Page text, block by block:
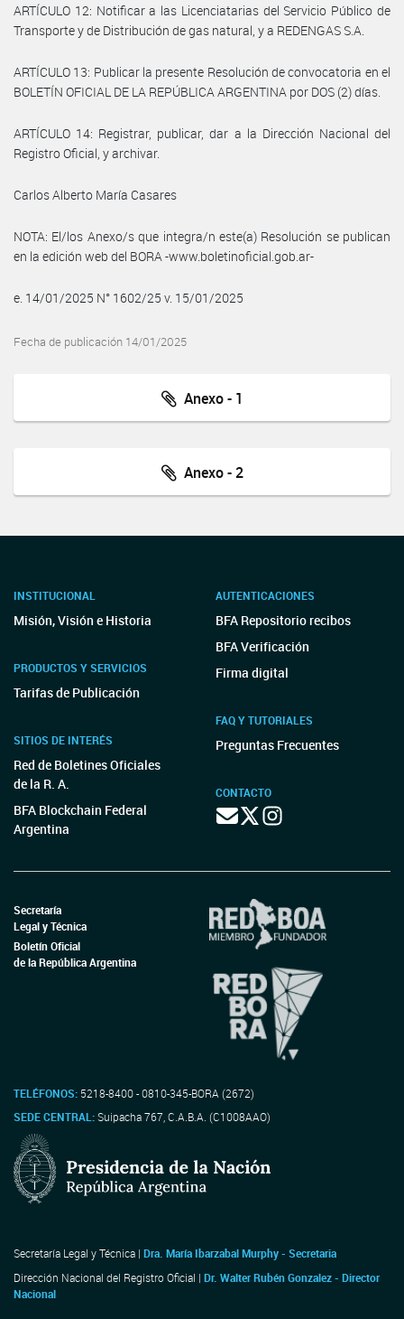
ARTÍCULO 12: Notificar a las Licenciatarias del Servicio Público de
Transporte y de Distribución de gas natural, y a REDENGAS S.A.
ARTÍCULO 13: Publicar la presente Resolución de convocatoria en el
BOLETÍN OFICIAL DE LA REPÚBLICA ARGENTINA por DOS (2) días.
ARTÍCULO 14: Registrar, publicar, dar a la Dirección Nacional del
Registro Oficial, y archivar.
Carlos Alberto María Casares
NOTA: El/los Anexo/s que integra/n este(a) Resolución se publican
en la edición web del BORA -www.boletinoficial.gob.ar-
e. 14/01/2025 N° 1602/25 v. 15/01/2025
Fecha de publicación 14/01/2025
Anexo - 1
Anexo - 2
INSTITUCIONAL
Misión, Visión e Historia
PRODUCTOS Y SERVICIOS
Tarifas de Publicación
SITIOS DE INTERÉS
Red de Boletines Oficiales
de la R. A.
BFA Blockchain Federal
Argentina
AUTENTICACIONES
BFA Repositorio recibos
BFA Verificación
Firma digital
FAQ Y TUTORIALES
Preguntas Frecuentes
CONTACTO
Secretaría
Legal y Técnica
Boletín Oficial
de la República Argentina
TELÉFONOS: 5218-8400 - 0810-345-BORA (2672)
SEDE CENTRAL:Suipacha 767, C.A.B.A. (C1008AAO)
Secretaría Legal y Técnica | Dra. María Ibarzabal Murphy - Secretaria
Dirección Nacional del Registro Oficial | Dr. Walter Rubén Gonzalez - Director
Nacional